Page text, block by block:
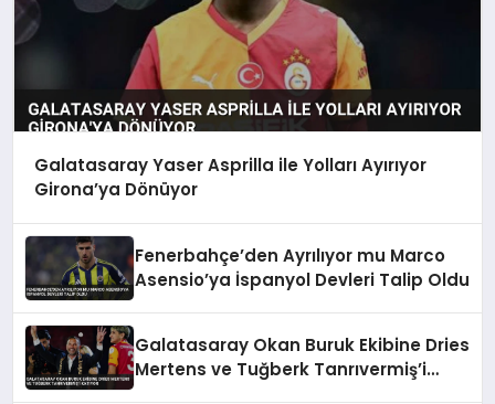
Galatasaray Yaser Asprilla ile Yolları Ayırıyor
Girona’ya Dönüyor
Fenerbahçe’den Ayrılıyor mu Marco
Asensio’ya İspanyol Devleri Talip Oldu
Galatasaray Okan Buruk Ekibine Dries
Mertens ve Tuğberk Tanrıvermiş’i